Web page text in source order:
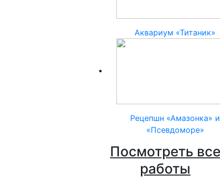
Аквариум «Титаник»
Рецепшн «Амазонка» и
«Псевдоморе»
Посмотреть все
работы